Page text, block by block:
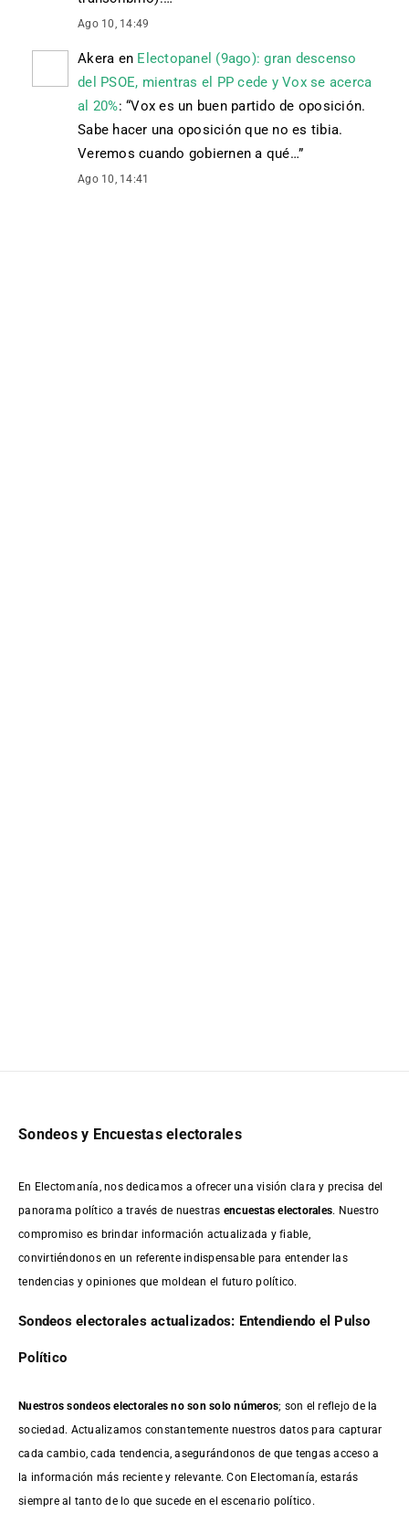
Ago 10, 14:49
Akera en Electopanel (9ago): gran descenso
del PSOE, mientras el PP cede y Vox se acerca
al 20%: “Vox es un buen partido de oposición.
Sabe hacer una oposición que no es tibia.
Veremos cuando gobiernen a qué…”
Ago 10, 14:41
Sondeos y Encuestas electorales
En Electomanía, nos dedicamos a ofrecer una visión clara y precisa del
panorama político a través de nuestras encuestas electorales. Nuestro
compromiso es brindar información actualizada y fiable,
convirtiéndonos en un referente indispensable para entender las
tendencias y opiniones que moldean el futuro político.
Sondeos electorales actualizados: Entendiendo el Pulso
Político
Nuestros sondeos electorales no son solo números; son el reflejo de la
sociedad. Actualizamos constantemente nuestros datos para capturar
cada cambio, cada tendencia, asegurándonos de que tengas acceso a
la información más reciente y relevante. Con Electomanía, estarás
siempre al tanto de lo que sucede en el escenario político.